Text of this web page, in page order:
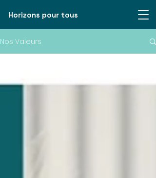
Horizons pour tous
Nos Valeurs